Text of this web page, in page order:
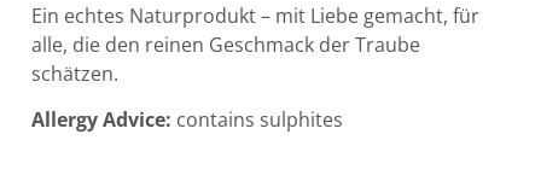
Ein echtes Naturprodukt – mit Liebe gemacht, für
alle, die den reinen Geschmack der Traube
schätzen.
Allergy Advice: contains sulphites